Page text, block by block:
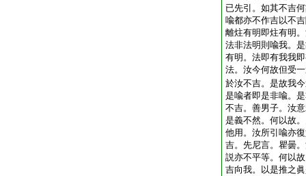
已先引。如其不吉
喩都亦不作吉以不
離炷有明即炷有明
法非法明則喩我。
有明。法即有我我
法。汝今何故但受
於汝不吉。是故我
是喩者即是非喩。
不吉。善男子。汝
是義不然。何以故
他用。汝所引喩亦
吉。先尼言。瞿曇
説亦不平等。何以
吉向我。以是推之